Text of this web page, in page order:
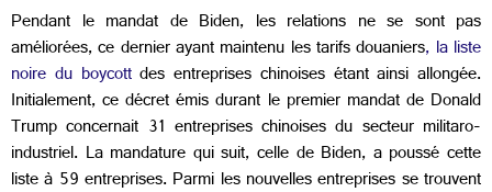
Pendant le mandat de Biden, les relations ne se sont pas
améliorées, ce dernier ayant maintenu les tarifs douaniers, la liste
noire du boycottdes entreprises chinoises étant ainsi allongée.
Initialement, ce décret émis durant le premier mandat de Donald
Trump concernait 31 entreprises chinoises du secteur militaro-
industriel. La mandature qui suit, celle de Biden, a poussé cette
liste à 59 entreprises. Parmi les nouvelles entreprises se trouvent